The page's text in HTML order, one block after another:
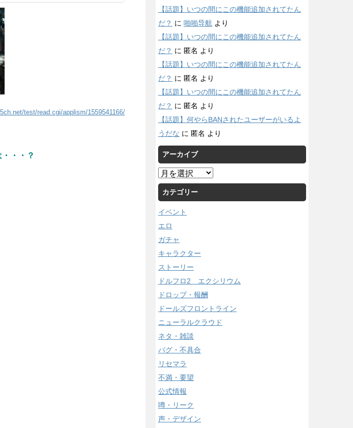
test/read.cgi/applism/1559541166/
・・？
【話題】いつの間にこの機能追加されてたん
だ？ に 啪啪导航 より
【話題】いつの間にこの機能追加されてたん
だ？ に 匿名 より
【話題】いつの間にこの機能追加されてたん
だ？ に 匿名 より
【話題】いつの間にこの機能追加されてたん
だ？ に 匿名 より
【話題】何やらBANされたユーザーがいるよ
うだな に 匿名 より
アーカイブ
ア
ー
カ
イ
ブ
カテゴリー
イベント
エロ
ガチャ
キャラクター
ストーリー
ドルフロ2 エクシリウム
ドロップ・報酬
ドールズフロントライン
ニューラルクラウド
ネタ・雑談
バグ・不具合
リセマラ
不満・要望
公式情報
噂・リーク
声・デザイン